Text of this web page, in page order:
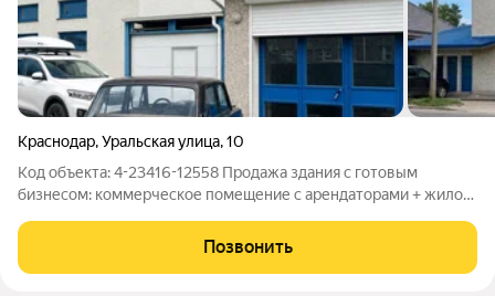
Краснодар,Уральская улица,10
Код объекта: 4-23416-12558 Продажа здания с готовым
бизнесом: коммерческое помещение с арендаторами + жилой
инвестиционно-привлекательный объект недвижимости,
состоящий из коммерческого помещения
Позвонить